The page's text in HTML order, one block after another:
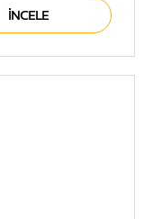
İNCELE